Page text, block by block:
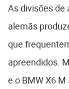
As divisões
alemãs
que
apreendidos.
e o BMW X6